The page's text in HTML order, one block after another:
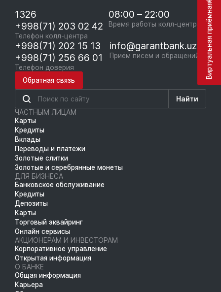
1326
+998(71) 203 02 42
Телефон колл-центра
08:00 – 22:00
Время работы колл-центра
+998(71) 202 15 13
+998(71) 256 66 01
Телефон доверия
info@garantbank.uz
Приём писем и обращений
Обратная связь
Найти
ЧАСТНЫМ ЛИЦАМ
Карты
Кредиты
Вклады
Переводы и платежи
Золотые слитки
Золотые и серебрянные монеты
ДЛЯ БИЗНЕСА
Банковское обслуживание
Кредиты
Депозиты
Карты
Торговый эквайринг
Онлайн сервисы
АКЦИОНЕРАМ И ИНВЕСТОРАМ
Корпоративное управление
Открытая информация
О БАНКЕ
Общая информация
Карьера
Виртуальная приёмная